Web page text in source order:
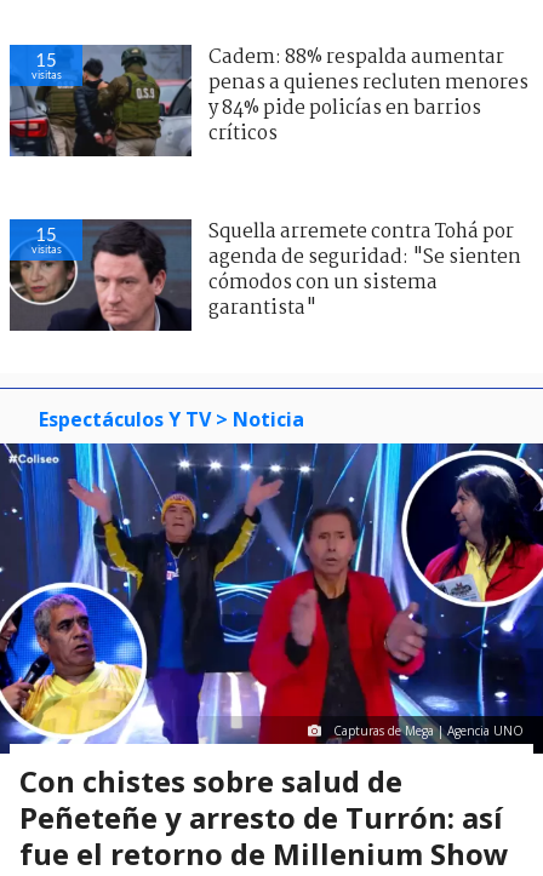
15
visitas
Cadem: 88% respalda aumentar
penas a quienes recluten menores
y 84% pide policías en barrios
críticos
15
visitas
Squella arremete contra Tohá por
agenda de seguridad: "Se sienten
cómodos con un sistema
garantista"
Espectáculos Y TV > Noticia
Capturas de Mega | Agencia UNO
Con chistes sobre salud de
Peñeteñe y arresto de Turrón: así
fue el retorno de Millenium Show